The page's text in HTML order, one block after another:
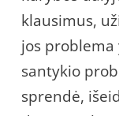
klausimus,
jos
santykio
sprendė,